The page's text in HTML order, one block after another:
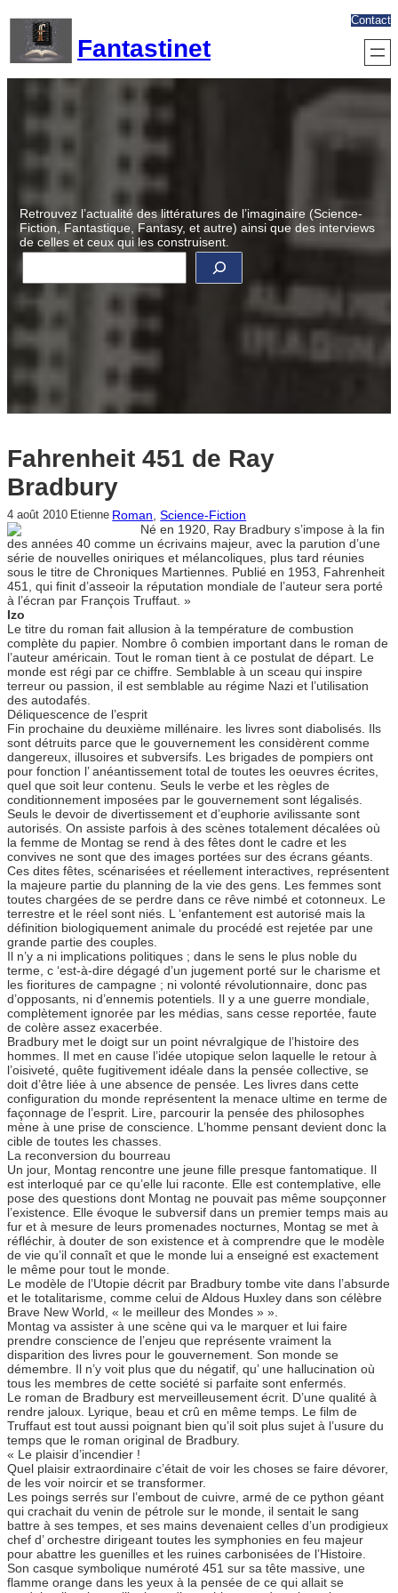
contenu
Fantastinet
Contact
Retrouvez l’actualité des littératures de l’imaginaire (Science-
Fiction, Fantastique, Fantasy, et autre) ainsi que des interviews
de celles et ceux qui les construisent.
R
c
e
r
e
r
Fahrenheit 451 de Ray
Bradbury
4 août 2010 Etienne Roman, Science-Fiction
Né en 1920, Ray Bradbury s’impose à la fin
des années 40 comme un écrivains majeur, avec la parution d’une
série de nouvelles oniriques et mélancoliques, plus tard réunies
sous le titre de Chroniques Martiennes. Publié en 1953, Fahrenheit
451, qui finit d’asseoir la réputation mondiale de l’auteur sera porté
à l’écran par François Truffaut. »
Izo
Le titre du roman fait allusion à la température de combustion
complète du papier. Nombre ô combien important dans le roman de
l’auteur américain. Tout le roman tient à ce postulat de départ. Le
monde est régi par ce chiffre. Semblable à un sceau qui inspire
terreur ou passion, il est semblable au régime Nazi et l’utilisation
des autodafés.
Déliquescence de l’esprit
Fin prochaine du deuxième millénaire. les livres sont diabolisés. Ils
sont détruits parce que le gouvernement les considèrent comme
dangereux, illusoires et subversifs. Les brigades de pompiers ont
pour fonction l’ anéantissement total de toutes les oeuvres écrites,
quel que soit leur contenu. Seuls le verbe et les règles de
conditionnement imposées par le gouvernement sont légalisés.
Seuls le devoir de divertissement et d’euphorie avilissante sont
autorisés. On assiste parfois à des scènes totalement décalées où
la femme de Montag se rend à des fêtes dont le cadre et les
convives ne sont que des images portées sur des écrans géants.
Ces dites fêtes, scénarisées et réellement interactives, représentent
la majeure partie du planning de la vie des gens. Les femmes sont
toutes chargées de se perdre dans ce rêve nimbé et cotonneux. Le
terrestre et le réel sont niés. L ‘enfantement est autorisé mais la
définition biologiquement animale du procédé est rejetée par une
grande partie des couples.
Il n’y a ni implications politiques ; dans le sens le plus noble du
terme, c ‘est-à-dire dégagé d’un jugement porté sur le charisme et
les fioritures de campagne ; ni volonté révolutionnaire, donc pas
d’opposants, ni d’ennemis potentiels. Il y a une guerre mondiale,
complètement ignorée par les médias, sans cesse reportée, faute
de colère assez exacerbée.
Bradbury met le doigt sur un point névralgique de l’histoire des
hommes. Il met en cause l’idée utopique selon laquelle le retour à
l’oisiveté, quête fugitivement idéale dans la pensée collective, se
doit d’être liée à une absence de pensée. Les livres dans cette
configuration du monde représentent la menace ultime en terme de
façonnage de l’esprit. Lire, parcourir la pensée des philosophes
mène à une prise de conscience. L’homme pensant devient donc la
cible de toutes les chasses.
La reconversion du bourreau
Un jour, Montag rencontre une jeune fille presque fantomatique. Il
est interloqué par ce qu’elle lui raconte. Elle est contemplative, elle
pose des questions dont Montag ne pouvait pas même soupçonner
l’existence. Elle évoque le subversif dans un premier temps mais au
fur et à mesure de leurs promenades nocturnes, Montag se met à
réfléchir, à douter de son existence et à comprendre que le modèle
de vie qu’il connaît et que le monde lui a enseigné est exactement
le même pour tout le monde.
Le modèle de l’Utopie décrit par Bradbury tombe vite dans l’absurde
et le totalitarisme, comme celui de Aldous Huxley dans son célèbre
Brave New World, « le meilleur des Mondes » ».
Montag va assister à une scène qui va le marquer et lui faire
prendre conscience de l’enjeu que représente vraiment la
disparition des livres pour le gouvernement. Son monde se
démembre. Il n’y voit plus que du négatif, qu’ une hallucination où
tous les membres de cette société si parfaite sont enfermés.
Le roman de Bradbury est merveilleusement écrit. D’une qualité à
rendre jaloux. Lyrique, beau et crû en même temps. Le film de
Truffaut est tout aussi poignant bien qu’il soit plus sujet à l’usure du
temps que le roman original de Bradbury.
« Le plaisir d’incendier !
Quel plaisir extraordinaire c’était de voir les choses se faire dévorer,
de les voir noircir et se transformer.
Les poings serrés sur l’embout de cuivre, armé de ce python géant
qui crachait du venin de pétrole sur le monde, il sentait le sang
battre à ses tempes, et ses mains devenaient celles d’un prodigieux
chef d’ orchestre dirigeant toutes les symphonies en feu majeur
pour abattre les guenilles et les ruines carbonisées de l’Histoire.
Son casque symbolique numéroté 451 sur sa tête massive, une
flamme orange dans les yeux à la pensée de ce qui allait se